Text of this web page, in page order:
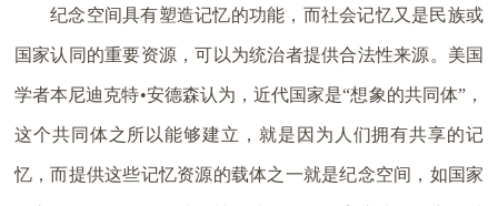
纪念空间具有塑造记忆的功能，而社会记忆又是民族或
国家认同的重要资源，可以为统治者提供合法性来源。美国
学者本尼迪克特•安德森认为，近代国家是“想象的共同体”，
这个共同体之所以能够建立，就是因为人们拥有共享的记
忆，而提供这些记忆资源的载体之一就是纪念空间，如国家